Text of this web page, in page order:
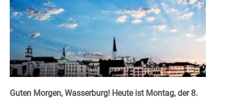
Guten Morgen, Wasserburg! Heute ist Montag, der 8.